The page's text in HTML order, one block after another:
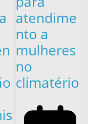
atendime
nto a
mulheres
no
climatério